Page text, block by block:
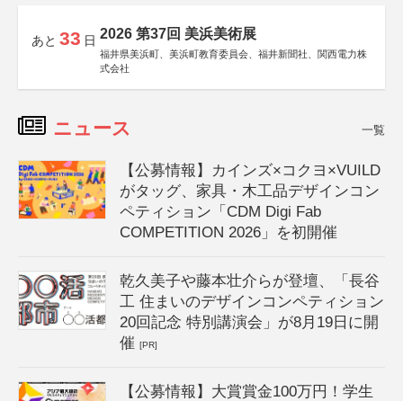
あと 33 日 2026 第37回 美浜美術展
福井県美浜町、美浜町教育委員会、福井新聞社、関西電力株
式会社
ニュース 一覧
【公募情報】カインズ×コクヨ×VUILD
がタッグ、家具・木工品デザインコン
ペティション「CDM Digi Fab
COMPETITION 2026」を初開催
乾久美子や藤本壮介らが登壇、「長谷
工 住まいのデザインコンペティション
20回記念 特別講演会」が8月19日に開
催[PR]
【公募情報】大賞賞金100万円！学生